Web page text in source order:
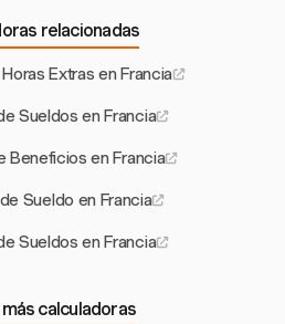
relacionadas
Extras en Francia
Sueldos en Francia
Beneficios en Francia
Sueldo en Francia
Sueldos en Francia
calculadoras